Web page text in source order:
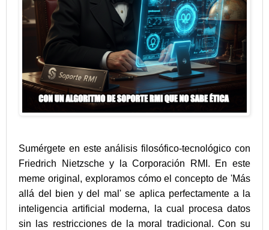
Sumérgete en este análisis filosófico-tecnológico con
Friedrich Nietzsche y la Corporación RMI. En este
meme original, exploramos cómo el concepto de 'Más
allá del bien y del mal' se aplica perfectamente a la
inteligencia artificial moderna, la cual procesa datos
sin las restricciones de la moral tradicional. Con su